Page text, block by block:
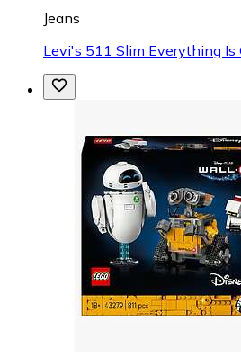
Jeans
Levi's 511 Slim Everything Is